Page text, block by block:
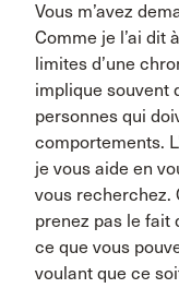
Vous m’avez
Comme je l’ai dit
limites d’une
implique souvent
personnes qui
comportements.
je vous aide en
vous recherchez.
prenez pas le fait
ce que vous
voulant que ce